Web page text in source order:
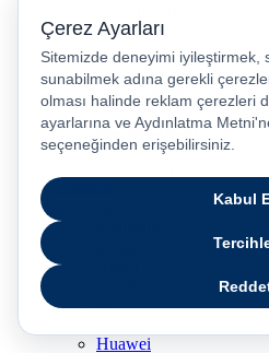
Apple Tablet
Xiaomi Telefon
Xiaomi Akıllı Saat
Samsung Akıllı Saat
Asus Laptop
Huawei Tablet
Huawei Telefon
Braun
Huawei